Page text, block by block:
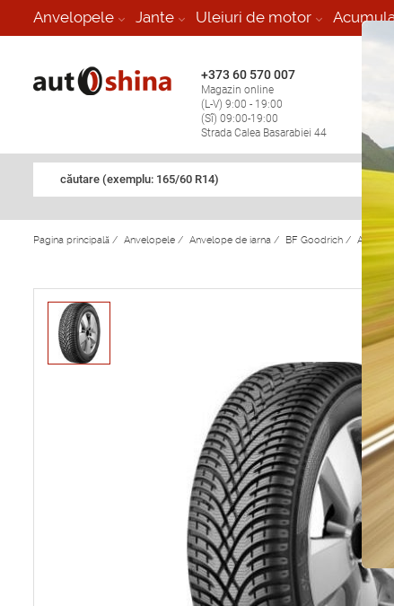
Anvelopele Jante Uleiuri de motor
+373 60 570 007
Magazin online
(L-V) 9:00 - 19:00
(Sî) 09:00-19:00
Strada Calea Basarabiei 44
căutare (exemplu: 165/60 R14)
Pagina principală / Anvelopele / Anvelope de iarna / BF Goodrich /